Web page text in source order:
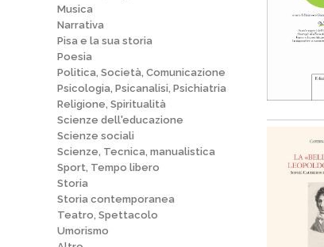
Musica
Narrativa
Pisa e la sua storia
Poesia
Politica, Società, Comunicazione
Psicologia, Psicanalisi, Psichiatria
Religione, Spiritualità
Scienze dell'educazione
Scienze sociali
Scienze, Tecnica, manualistica
Sport, Tempo libero
Storia
Storia contemporanea
Teatro, Spettacolo
Umorismo